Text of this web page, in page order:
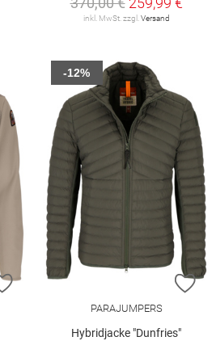
inkl. MwSt. zzgl. Versand
ZUR WUNSCHLISTE HINZUFÜGEN
PARAJUMPERS
Hybridjacke "Dunfries"
-12%